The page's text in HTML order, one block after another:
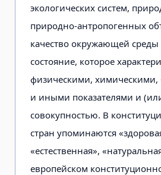
экологических систем,
природно-антропогенных
качество окружающей среды
состояние, которое
физическими, химическими,
и иными показателями и
совокупностью. В
стран упоминаются
«естественная»,
европейском